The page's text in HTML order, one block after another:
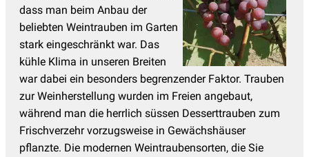
dass man beim Anbau der
beliebten Weintrauben im Garten
stark eingeschränkt war. Das
kühle Klima in unseren Breiten
war dabei ein besonders begrenzender Faktor. Trauben
zur Weinherstellung wurden im Freien angebaut,
während man die herrlich süssen Desserttrauben zum
Frischverzehr vorzugsweise in Gewächshäuser
pflanzte. Die modernen Weintraubensorten, die Sie